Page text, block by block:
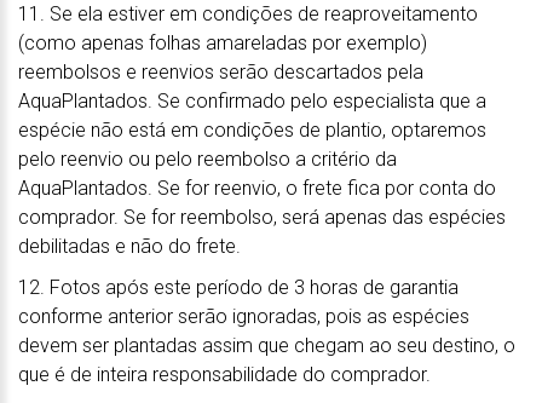
11. Se ela estiver em condições de reaproveitamento
(como apenas folhas amareladas por exemplo)
reembolsos e reenvios serão descartados pela
AquaPlantados. Se confirmado pelo especialista que a
espécie não está em condições de plantio, optaremos
pelo reenvio ou pelo reembolso a critério da
AquaPlantados. Se for reenvio, o frete fica por conta do
comprador. Se for reembolso, será apenas das espécies
debilitadas e não do frete.
12. Fotos após este período de 3 horas de garantia
conforme anterior serão ignoradas, pois as espécies
devem ser plantadas assim que chegam ao seu destino, o
que é de inteira responsabilidade do comprador.